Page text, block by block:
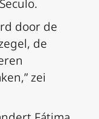
door de
de
zei